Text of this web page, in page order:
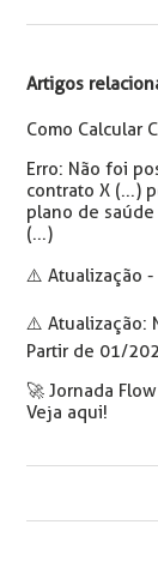
Artigos
Como Calcular
Erro: Não foi
contrato X (...)
plano de
(...)
⚠️ Atualização -
⚠️ Atualização:
Partir de 01/
🚀 Jornada
Veja aqui!